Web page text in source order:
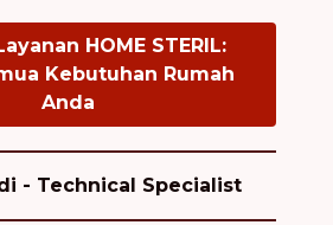
HOME STERIL:
Kebutuhan Rumah
Anda
- Technical Specialist